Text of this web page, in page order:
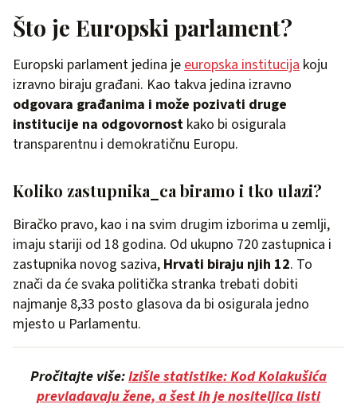
Što je Europski parlament?
Europski parlament jedina jeeuropska institucija koju
izravno biraju građani. Kao takva jedina izravno
odgovara građanima i može pozivati druge
institucije na odgovornost kako bi osigurala
transparentnu i demokratičnu Europu.
Koliko zastupnika_ca biramo i tko ulazi?
Biračko pravo, kao i na svim drugim izborima u zemlji,
imaju stariji od 18 godina. Od ukupno 720 zastupnica i
zastupnika novog saziva, Hrvati biraju njih 12. To
znači da će svaka politička stranka trebati dobiti
najmanje 8,33 posto glasova da bi osigurala jedno
mjesto u Parlamentu.
Pročitajte više:Izišle statistike: Kod Kolakušića
prevladavaju žene, a šest ih je nositeljica listi